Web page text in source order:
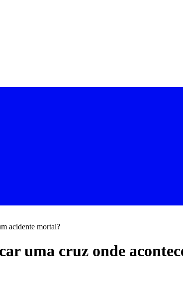
acidente mortal?
uma cruz onde